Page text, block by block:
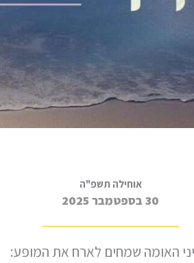
אוחילה תשפ"ה
30 בספטמבר 2025
האומה שמחים לארח את המופע: